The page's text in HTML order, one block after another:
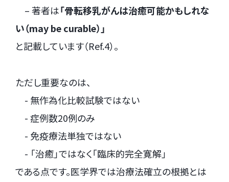
– 著者は「骨転移乳がんは治癒可能かもしれな
い（may be curable）」
と記載しています（Ref.4）。
ただし重要なのは、
- 無作為化比較試験ではない
- 症例数20例のみ
- 免疫療法単独ではない
- 「治癒」ではなく「臨床的完全寛解」
である点です。医学界では治療法確立の根拠とは